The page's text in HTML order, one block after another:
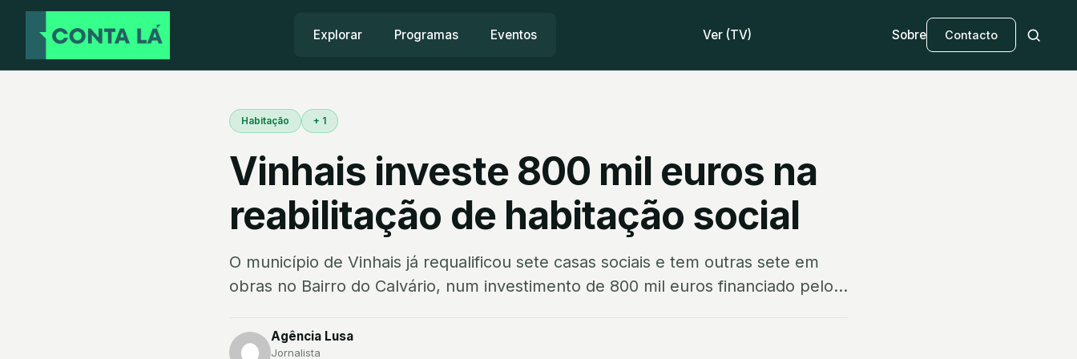
Explorar Programas Eventos Ver (TV) Sobre Contacto
Habitação + 1
Vinhais investe 800 mil euros na
reabilitação de habitação social
O município de Vinhais já requalificou sete casas sociais e tem outras sete em
obras no Bairro do Calvário, num investimento de 800 mil euros financiado pelo...
Agência Lusa
Jornalista